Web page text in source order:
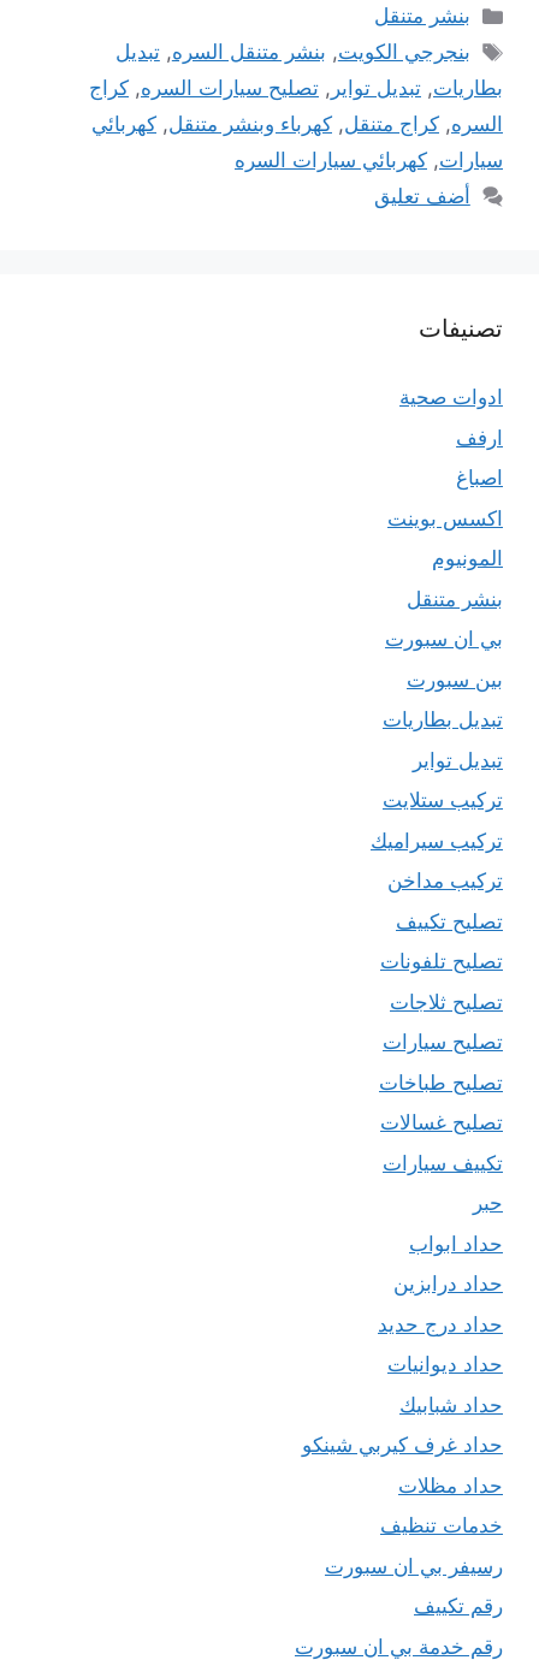
التصنيفات
بنشر متنقل
الوسوم
بنجرجي الكويت, بنشر متنقل السره,تبديل
بطاريات, تبديل تواير , تصليح سيارات السره, كراج
السره, كراج متنقل, كهرباء وبنشر متنقل, كهربائي
سيارات, كهربائي سيارات السره
أضف تعليق
تصنيفات
ادوات صحية
ارفف
اصباغ
اكسس بوينت
المونيوم
بنشر متنقل
بي ان سبورت
بين سبورت
تبديل بطاريات
تبديل تواير
تركيب ستلايت
تركيب سيراميك
تركيب مداخن
تصليح تكييف
تصليح تلفونات
تصليح ثلاجات
تصليح سيارات
تصليح طباخات
تصليح غسالات
تكييف سيارات
حبر
حداد ابواب
حداد درابزين
حداد درج حديد
حداد ديوانيات
حداد شبابيك
حداد غرف كيربي شينكو
حداد مظلات
خدمات تنظيف
رسيفر بي ان سبورت
رقم تكييف
رقم خدمة بي ان سبورت